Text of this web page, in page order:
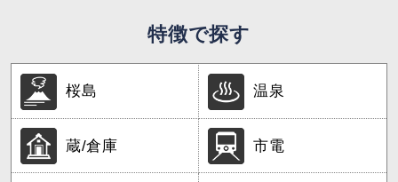
特徴で探す
桜島 温泉
蔵/倉庫 市電